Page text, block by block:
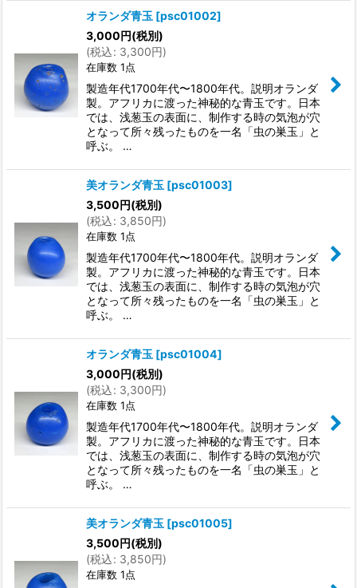
オランダ青玉 [psc01002]
3,000円(税別)
(税込: 3,300円)
在庫数 1点
製造年代1700年代〜1800年代。説明オランダ
製。アフリカに渡った神秘的な青玉です。日本
では、浅葱玉の表面に、制作する時の気泡が穴
となって所々残ったものを一名「虫の巣玉」と
呼ぶ。 …
美オランダ青玉 [psc01003]
3,500円(税別)
(税込: 3,850円)
在庫数 1点
製造年代1700年代〜1800年代。説明オランダ
製。アフリカに渡った神秘的な青玉です。日本
では、浅葱玉の表面に、制作する時の気泡が穴
となって所々残ったものを一名「虫の巣玉」と
呼ぶ。 …
オランダ青玉 [psc01004]
3,000円(税別)
(税込: 3,300円)
在庫数 1点
製造年代1700年代〜1800年代。説明オランダ
製。アフリカに渡った神秘的な青玉です。日本
では、浅葱玉の表面に、制作する時の気泡が穴
となって所々残ったものを一名「虫の巣玉」と
呼ぶ。 …
美オランダ青玉 [psc01005]
3,500円(税別)
(税込: 3,850円)
在庫数 1点